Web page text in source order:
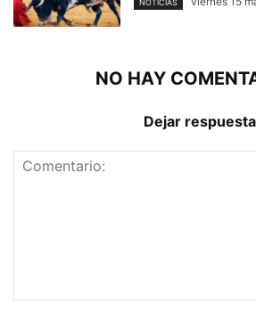
NOTICIAS
NO HAY
Dejar respuesta